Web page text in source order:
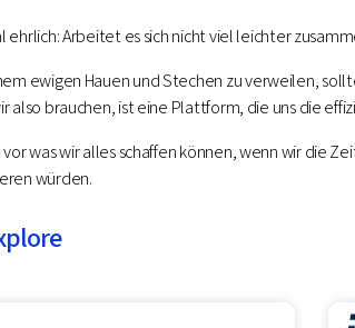
ehrlich: Arbeitet es sich nicht viel leichter
ewigen Hauen und Stechen zu verweilen,
also brauchen, ist eine Plattform, die uns die
was wir alles schaffen können, wenn wir die
würden.